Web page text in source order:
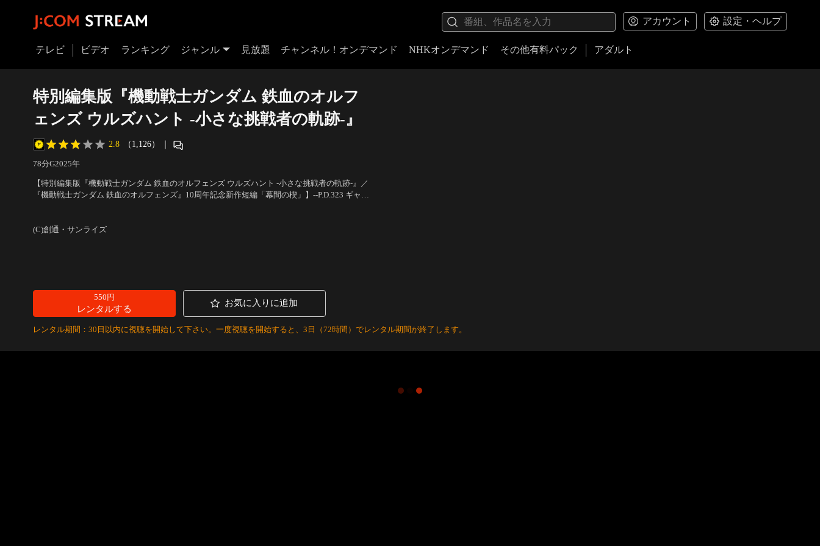
アカウント 設定・ヘルプ
テレビ ビデオ ランキング ジャンル 見放題 チャンネル！オンデマンド NHKオンデマンド その他有料パック アダルト
特別編集版『機動戦士ガンダム 鉄血のオルフ
ェンズ ウルズハント -小さな挑戦者の軌跡-』
2.8 （1,126） ｜
78分G2025年
【特別編集版『機動戦士ガンダム 鉄血のオルフェンズ ウルズハント -小さな挑戦者の軌跡-』／
『機動戦士ガンダム 鉄血のオルフェンズ』10周年記念新作短編「幕間の楔」】--P.D.323 ギャラ
(C)創通・サンライズ
550円
レンタルする
お気に入りに追加
レンタル期間：30日以内に視聴を開始して下さい。一度視聴を開始すると、3日（72時間）でレンタル期間が終了します。